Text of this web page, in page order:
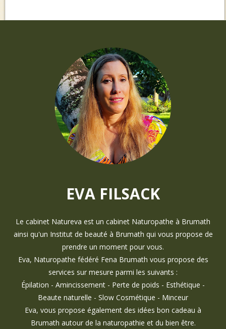
EVA FILSACK
Le cabinet Natureva est un cabinet Naturopathe à Brumath
ainsi qu'un Institut de beauté à Brumath qui vous propose de
prendre un moment pour vous.
Eva, Naturopathe fédéré Fena Brumath vous propose des
services sur mesure parmi les suivants :
Épilation - Amincissement - Perte de poids - Esthétique -
Beaute naturelle - Slow Cosmétique - Minceur
Eva, vous propose également des idées bon cadeau à
Brumath autour de la naturopathie et du bien être.